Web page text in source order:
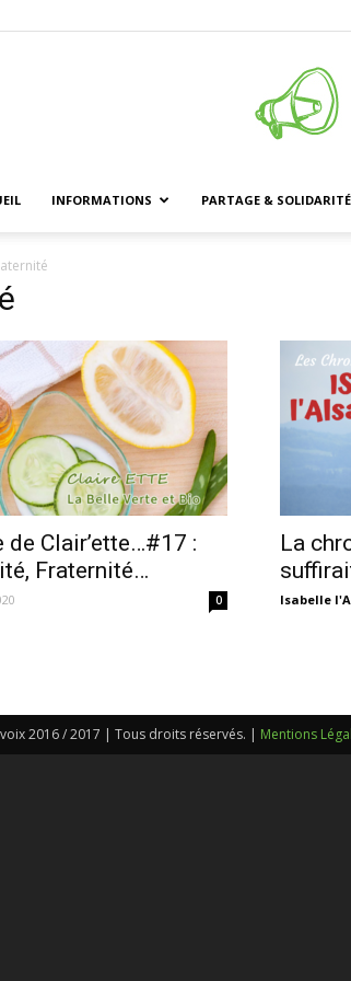
INFORMATIONS PARTAGE & SOLIDARITÉ
de Clair’ette…#17 :
Fraternité…
0
La
Isabelle
2016 / 2017 | Tous droits réservés. | Mentions